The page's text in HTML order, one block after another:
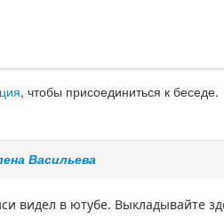
, чтобы присоединиться к беседе.
Васильева
видел в ютубе. Выкладывайте